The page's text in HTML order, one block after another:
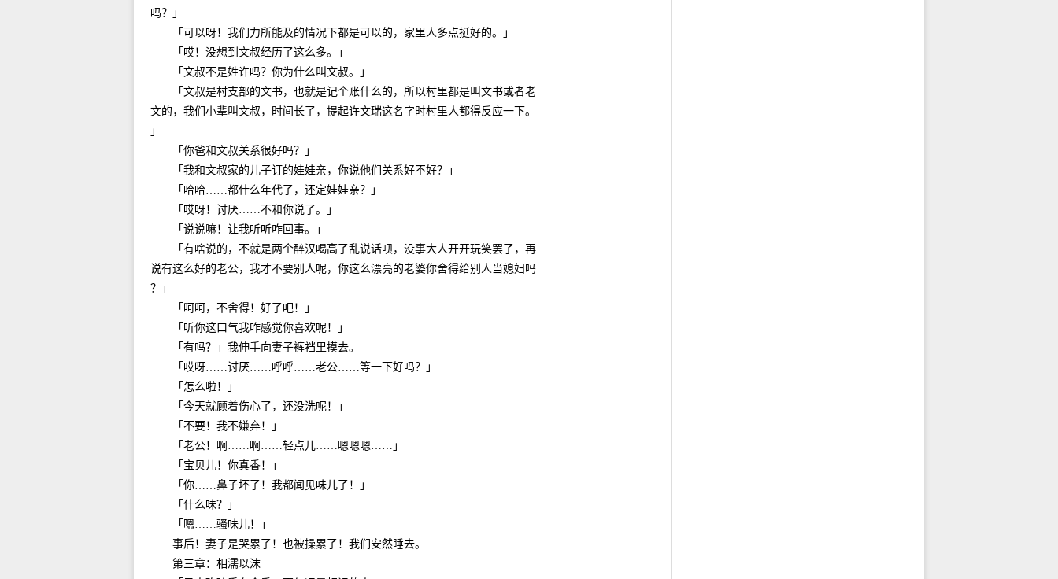
吗？」
「可以呀！我们力所能及的情况下都是可以的，家里人多点挺好的。」
「哎！没想到文叔经历了这么多。」
「文叔不是姓许吗？你为什么叫文叔。」
「文叔是村支部的文书，也就是记个账什么的，所以村里都是叫文书或者老
文的，我们小辈叫文叔，时间长了，提起许文瑞这名字时村里人都得反应一下。
」
「你爸和文叔关系很好吗？」
「我和文叔家的儿子订的娃娃亲，你说他们关系好不好？」
「哈哈……都什么年代了，还定娃娃亲？」
「哎呀！讨厌……不和你说了。」
「说说嘛！让我听听咋回事。」
「有啥说的，不就是两个醉汉喝高了乱说话呗，没事大人开开玩笑罢了，再
说有这么好的老公，我才不要别人呢，你这么漂亮的老婆你舍得给别人当媳妇吗
？」
「呵呵，不舍得！好了吧！」
「听你这口气我咋感觉你喜欢呢！」
「有吗？」我伸手向妻子裤裆里摸去。
「哎呀……讨厌……呼呼……老公……等一下好吗？」
「怎么啦！」
「今天就顾着伤心了，还没洗呢！」
「不要！我不嫌弃！」
「老公！啊……啊……轻点儿……嗯嗯嗯……」
「宝贝儿！你真香！」
「你……鼻子坏了！我都闻见味儿了！」
「什么味？」
「嗯……骚味儿！」
事后！妻子是哭累了！也被操累了！我们安然睡去。
第三章：相濡以沫